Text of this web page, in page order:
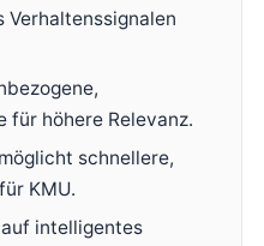
für höhere Relevanz.
schnellere,
KMU.
intelligentes